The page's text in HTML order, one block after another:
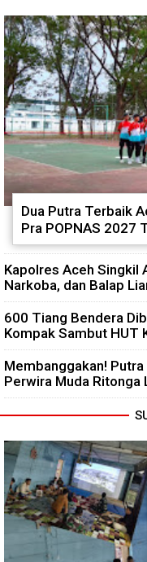
Dua Putra Terbaik
Pra POPNAS 2027
Kapolres Aceh Singkil
Narkoba, dan Balap
600 Tiang Bendera
Kompak Sambut HUT
Membanggakan!
Perwira Muda Ritonga